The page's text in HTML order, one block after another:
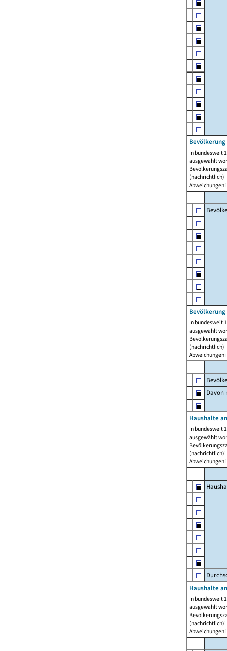
In bundesweit
ausgewählt
Abweichungen
In bundesweit
ausgewählt
Abweichungen
Davon
Haushalte
In bundesweit
ausgewählt
Abweichungen
Haushalte
In bundesweit
ausgewählt
Abweichungen